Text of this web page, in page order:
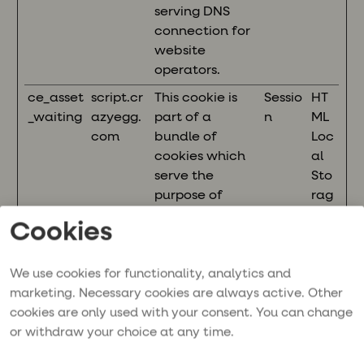
Cookies
We use cookies for functionality, analytics and
marketing. Necessary cookies are always active. Other
cookies are only used with your consent. You can change
or withdraw your choice at any time.
serving DNS
connection for
website
operators.
ce_asset
_waiting
script.cr
azyegg.
com
This cookie is
part of a
bundle of
cookies which
serve the
purpose of
The cookies
keep the
correct state of
font,
Sessio
n
HT
ML
Loc
al
Sto
rag